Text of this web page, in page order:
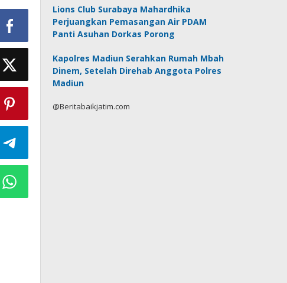
Lions Club Surabaya Mahardhika
Perjuangkan Pemasangan Air PDAM
Panti Asuhan Dorkas Porong
Kapolres Madiun Serahkan Rumah Mbah
Dinem, Setelah Direhab Anggota Polres
Madiun
@Beritabaikjatim.com